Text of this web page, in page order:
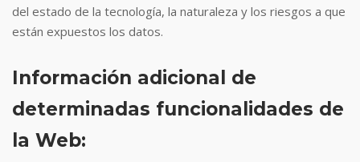
del estado de la tecnología, la naturaleza y los riesgos a que
están expuestos los datos.
Información adicional de
determinadas funcionalidades de
la Web: